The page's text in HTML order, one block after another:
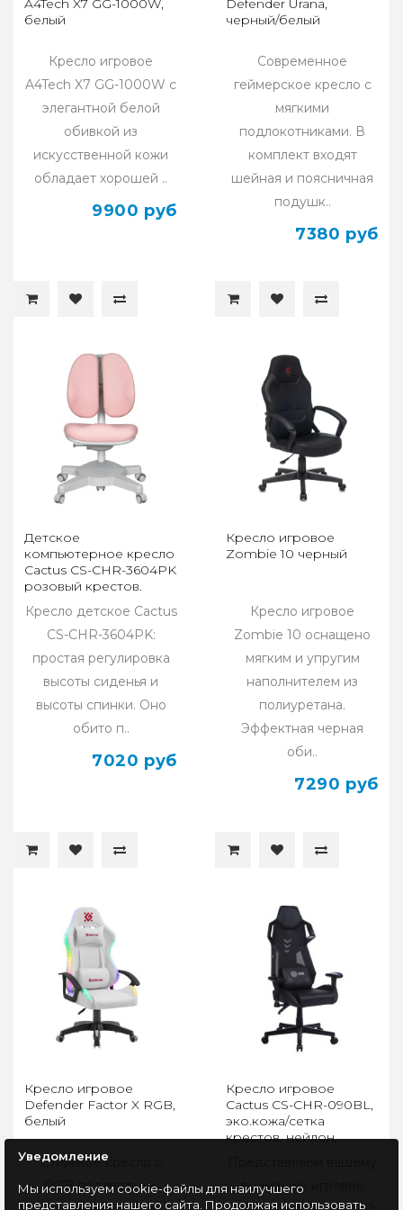
A4Tech X7 GG-1000W,
белый
Кресло игровое
A4Tech X7 GG-1000W с
элегантной белой
обивкой из
искусственной кожи
обладает хорошей ..
9900 руб
Defender Urana,
черный/белый
Современное
геймерское кресло с
мягкими
подлокотниками. В
комплект входят
шейная и поясничная
подушк..
7380 руб
Детское
компьютерное кресло
Cactus CS-CHR-3604PK
розовый крестов.
пластик серый
Кресло детское Cactus
CS-CHR-3604PK:
простая регулировка
высоты сиденья и
высоты спинки. Оно
обито п..
7020 руб
Кресло игровое
Zombie 10 черный
Кресло игровое
Zombie 10 оснащено
мягким и упругим
наполнителем из
полиуретана.
Эффектная черная
оби..
7290 руб
Кресло игровое
Defender Factor X RGB,
белый
Стильное кресло с
RGB подсветкой.
Кресло игровое
Cactus CS-CHR-090BL,
эко.кожа/сетка
крестов. нейлон,
вниманию игровое
Уведомление
Мы используем cookie-файлы для наилучшего
представления нашего сайта. Продолжая использовать